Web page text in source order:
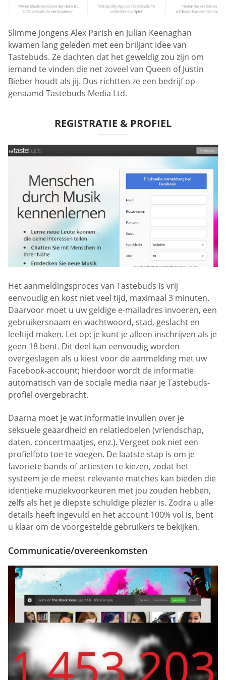
Slimme jongens Alex Parish en Julian Keenaghan
kwamen lang geleden met een briljant idee van
Tastebuds. Ze dachten dat het geweldig zou zijn om
iemand te vinden die net zoveel van Queen of Justin
Bieber houdt als jij. Dus richtten ze een bedrijf op
genaamd Tastebuds Media Ltd.
REGISTRATIE & PROFIEL
Het aanmeldingsproces van Tastebuds is vrij
eenvoudig en kost niet veel tijd, maximaal 3 minuten.
Daarvoor moet u uw geldige e-mailadres invoeren, een
gebruikersnaam en wachtwoord, stad, geslacht en
leeftijd maken. Let op: je kunt je alleen inschrijven als je
geen 18 bent. Dit deel kan eenvoudig worden
overgeslagen als u kiest voor de aanmelding met uw
Facebook-account; hierdoor wordt de informatie
automatisch van de sociale media naar je Tastebuds-
profiel overgebracht.
Daarna moet je wat informatie invullen over je
seksuele geaardheid en relatiedoelen (vriendschap,
daten, concertmaatjes, enz.). Vergeet ook niet een
profielfoto toe te voegen. De laatste stap is om je
favoriete bands of artiesten te kiezen, zodat het
systeem je de meest relevante matches kan bieden die
identieke muziekvoorkeuren met jou zouden hebben,
zelfs als het je diepste schuldige plezier is. Zodra u alle
details heeft ingevuld en het account 100% vol is, bent
u klaar om de voorgestelde gebruikers te bekijken.
Communicatie/overeenkomsten